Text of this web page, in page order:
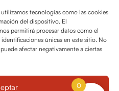
tecnologías como las cookies
del dispositivo. El
permitirá procesar datos como el
únicas en este sitio. No
afectar negativamente a ciertas
0